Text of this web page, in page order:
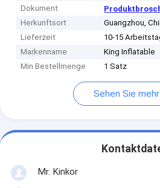
Dokument
Herkunftsort
Guangzhou,
Lieferzeit
10-15
Markenname
King Inflatable
Min Bestellmenge
1 Satz
Sehen Sie
Mr. Kinkor